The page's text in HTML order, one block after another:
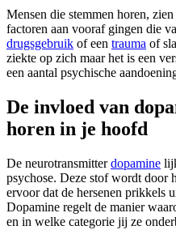
Mensen die stemmen horen,
factoren aan vooraf gingen die
drugsgebruik of een trauma of
ziekte op zich maar het is een
een aantal psychische
De invloed van
horen in je hoofd
De neurotransmitterdopamine
psychose. Deze stof wordt door
ervoor dat de hersenen prikkels
Dopamine regelt de manier
en in welke categorie jij ze